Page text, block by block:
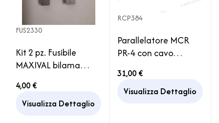
FUS2330
Kit 2 pz. Fusibile
MAXIVAL bilama
Camper
4,00 €
Visualizza Dettaglio
RCP384
Parallelatore MCR
PR-4 con cavo
servizio avviamento
Camper
31,00 €
Visualizza Dettaglio